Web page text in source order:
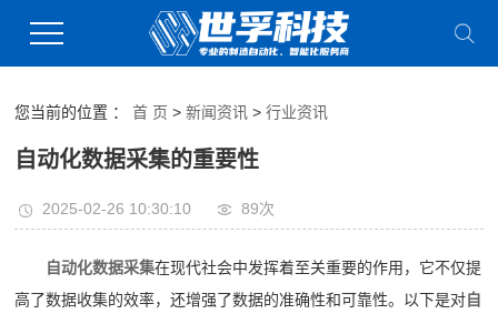
您当前的位置 ：首 页 >新闻资讯 >行业资讯
自动化数据采集的重要性
2025-02-26 10:30:10 89次
自动化数据采集在现代社会中发挥着至关重要的作用，它不仅提
高了数据收集的效率，还增强了数据的准确性和可靠性。以下是对 自